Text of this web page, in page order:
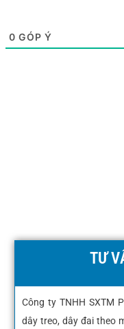
0 GÓP Ý
TƯ
Công ty TNHH SXTM
dây treo, dây đai theo